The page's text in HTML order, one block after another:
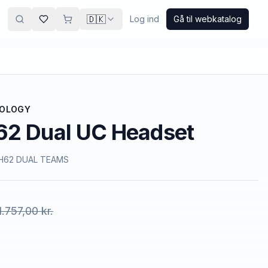
🇩🇰 Log ind Gå til webkatalog
Dual UC Headset
DUAL TEAMS
kr.